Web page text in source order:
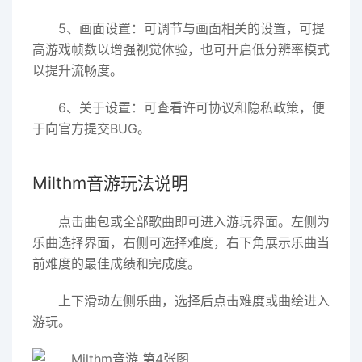
5、画面设置：可调节与画面相关的设置，可提
高游戏帧数以增强视觉体验，也可开启低分辨率模式
以提升流畅度。
6、关于设置：可查看许可协议和隐私政策，便
于向官方提交BUG。
Milthm音游玩法说明
点击曲包或全部歌曲即可进入游玩界面。左侧为
乐曲选择界面，右侧可选择难度，右下角展示乐曲当
前难度的最佳成绩和完成度。
上下滑动左侧乐曲，选择后点击难度或曲绘进入
游玩。